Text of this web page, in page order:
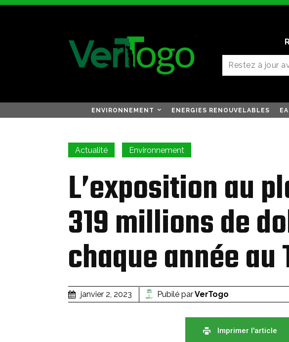
ENVIRONNEMENT ENERGIES RENOUVELABLES
Actualité Environnement
L’exposition au
319 millions de
chaque année au
janvier 2, 2023 Pubilé parVerTogo
Imprimer l'article